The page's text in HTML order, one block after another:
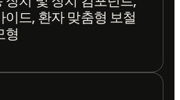
드, 환자 맞춤형 보철
형